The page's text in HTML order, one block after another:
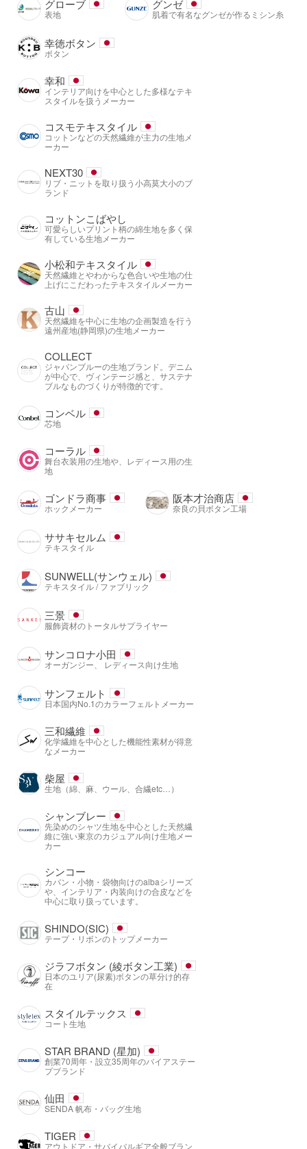
グローブ
表地
グンゼ
肌着で有名なグンゼが作るミシン糸
幸徳ボタン
ボタン
幸和
インテリア向けを中心とした多様なテキ
スタイルを扱うメーカー
コスモテキスタイル
コットンなどの天然繊維が主力の生地メ
ーカー
NEXT30
リブ・ニットを取り扱う小高莫大小のブ
ランド
コットンこばやし
可愛らしいプリント柄の綿生地を多く保
有している生地メーカー
小松和テキスタイル
天然繊維とやわからな色合いや生地の仕
上げにこだわったテキスタイルメーカー
古山
天然繊維を中心に生地の企画製造を行う
遠州産地(静岡県)の生地メーカー
COLLECT
ジャパンブルーの生地ブランド。デニム
が中心で、ヴィンテージ感と、サステナ
ブルなものづくりが特徴的です。
コンベル
芯地
コーラル
舞台衣装用の生地や、レディース用の生
地
ゴンドラ商事
ホックメーカー
阪本才治商店
奈良の貝ボタン工場
ササキセルム
テキスタイル
SUNWELL(サンウェル)
テキスタイル / ファブリック
三景
服飾資材のトータルサプライヤー
サンコロナ小田
オーガンジー、 レディース向け生地
サンフェルト
日本国内No.1のカラーフェルトメーカー
三和繊維
化学繊維を中心とした機能性素材が得意
なメーカー
柴屋
生地（綿、麻、ウール、合繊etc…）
シャンブレー
先染めのシャツ生地を中心とした天然繊
維に強い東京のカジュアル向け生地メー
カー
シンコー
カバン・小物・袋物向けのalbaシリーズ
や、インテリア・内装向けの合皮などを
中心に取り扱っています。
SHINDO(SIC)
テープ・リボンのトップメーカー
ジラフボタン (綾ボタン工業)
日本のユリア(尿素)ボタンの草分け的存
在
スタイルテックス
コート生地
STAR BRAND (星加)
創業70周年・設立35周年のバイアステー
プブランド
仙田
SENDA 帆布・バッグ生地
TIGER
アウトドア・サバイバルギア全般ブラン